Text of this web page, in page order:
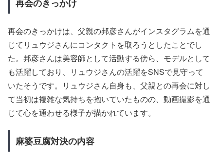
再会のきっかけ
再会のきっかけは、父親の邦彦さんがインスタグラムを通
じてリュウジさんにコンタクトを取ろうとしたことでし
た。邦彦さんは美容師として活動する傍ら、モデルとして
も活躍しており、リュウジさんの活躍をSNSで見守って
いたそうです。リュウジさん自身も、父親との再会に対し
て当初は複雑な気持ちを抱いていたものの、動画撮影を通
じて心を通わせる様子が描かれています。
麻婆豆腐対決の内容